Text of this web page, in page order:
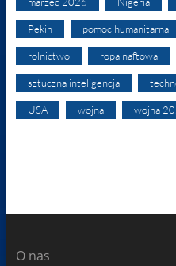
Pekin pomoc humanitarna
rolnictwo ropa naftowa
sztuczna inteligencja
USA wojna wojna
O nas